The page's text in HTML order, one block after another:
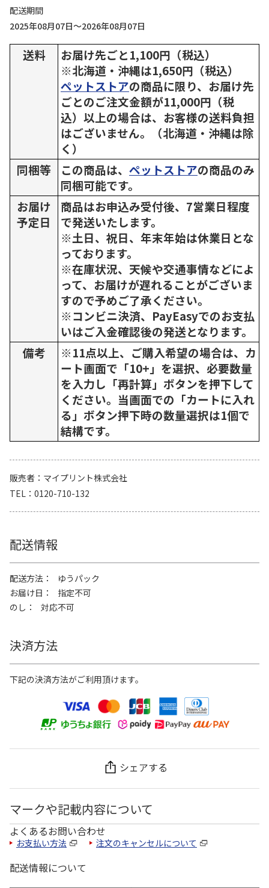
配送期間
2025年08月07日～2026年08月07日
送料
お届け先ごと1,100円（税込）
※北海道・沖縄は1,650円（税込）
ペットストアの商品に限り、お届け先
ごとのご注文金額が11,000円（税
込）以上の場合は、お客様の送料負担
はございません。（北海道・沖縄は除
く）
同梱等
この商品は、 ペットストアの商品のみ
同梱可能です。
お届け
予定日
商品はお申込み受付後、7営業日程度
で発送いたします。
※土日、祝日、年末年始は休業日とな
っております。
※在庫状況、天候や交通事情などによ
って、お届けが遅れることがございま
すので予めご了承ください。
※コンビニ決済、PayEasyでのお支払
いはご入金確認後の発送となります。
備考
※11点以上、ご購入希望の場合は、カ
ート画面で「10+」を選択、必要数量
を入力し「再計算」ボタンを押下して
ください。当画面での「カートに入れ
る」ボタン押下時の数量選択は1個で
結構です。
販売者
マイプリント株式会社
TEL
0120-710-132
配送情報
配送方法
ゆうパック
お届け日
指定不可
のし
対応不可
決済方法
下記の決済方法がご利用頂けます。
シェアする
マークや記載内容について
よくあるお問い合わせ
お支払い方法 注文のキャンセルについて
配送情報について